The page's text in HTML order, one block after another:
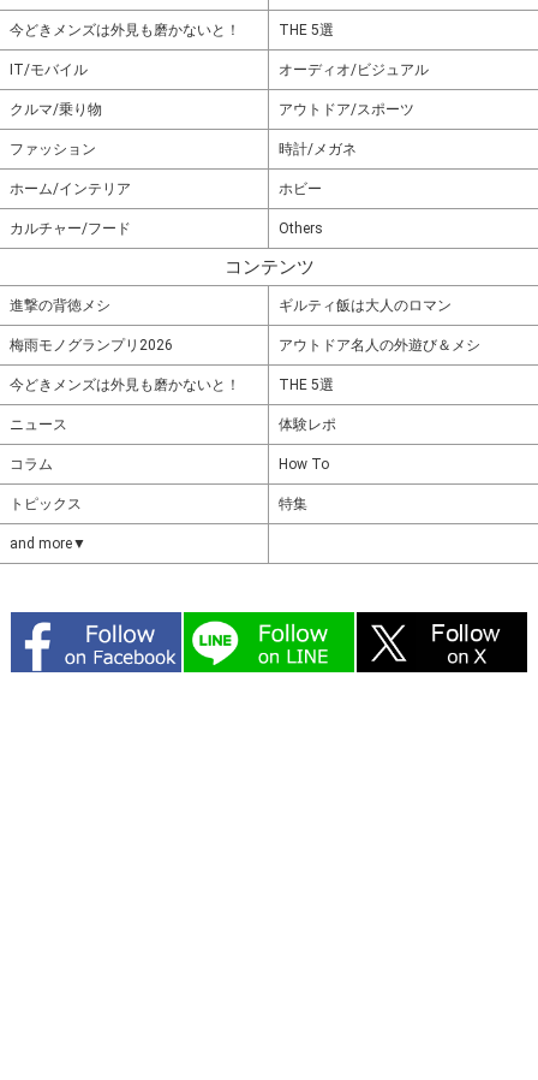
今どきメンズは外見も磨かないと！ THE 5選
IT/モバイル オーディオ/ビジュアル
クルマ/乗り物 アウトドア/スポーツ
ファッション 時計/メガネ
ホーム/インテリア ホビー
カルチャー/フード Others
コンテンツ
進撃の背徳メシ ギルティ飯は大人のロマン
梅雨モノグランプリ2026 アウトドア名人の外遊び＆メシ
今どきメンズは外見も磨かないと！ THE 5選
ニュース 体験レポ
コラム How To
トピックス 特集
and more▼